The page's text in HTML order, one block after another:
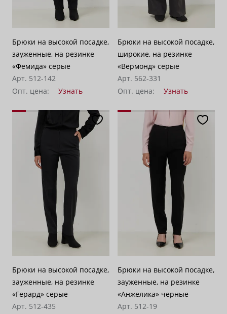
Брюки на высокой посадке,
зауженные, на резинке
«Фемида» серые
Арт. 512-142
Опт. цена:
Узнать
Брюки на высокой посадке,
широкие, на резинке
«Вермонд» серые
Арт. 562-331
Опт. цена:
Узнать
Брюки на высокой посадке,
зауженные, на резинке
«Герард» серые
Арт. 512-435
Брюки на высокой посадке,
зауженные, на резинке
«Анжелика» черные
Арт. 512-19